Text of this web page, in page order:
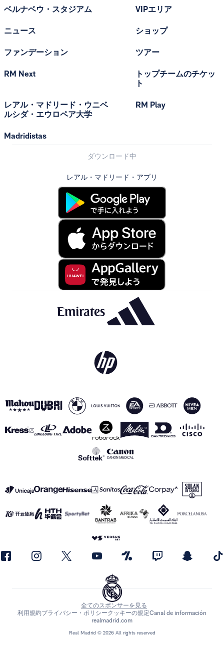
ベルナベウ・スタジアム
ニュース
ファンデーション
RM Next
レアル・マドリード・ウニベ
ルシダ・エウロペア大学
Madridistas
VIPエリア
ショップ
ツアー
トップチームのチケッ
ト
RM Play
ダウンロード中
レアル・マドリード・アプリ
Real Madrid © 2026 All rights reserved
全てのスポンサーを見る
利用規約プライバシー・ポリシークッキーの規定Canal de información
realmadrid.com